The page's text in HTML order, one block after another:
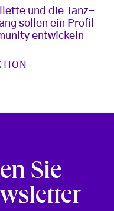
und die Tanz-
sollen ein Profil
entwickeln
Sie